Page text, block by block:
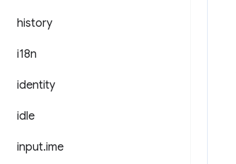
history
i18n
identity
idle
input.ime